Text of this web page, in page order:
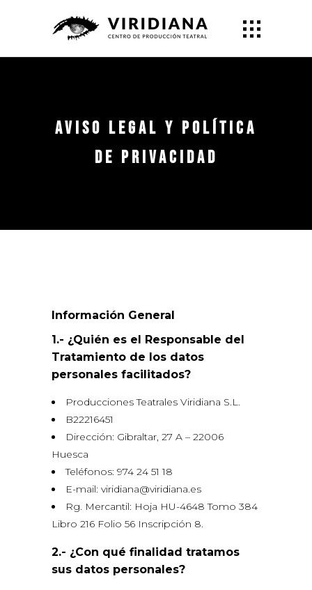
Aviso Legal y Política
de Privacidad
Información General
1.- ¿Quién es el Responsable del
Tratamiento de los datos
personales facilitados?
Producciones Teatrales Viridiana S.L.
B22216451
Dirección: Gibraltar, 27 A – 22006
Huesca
Teléfonos: 974 24 51 18
E-mail: viridiana@viridiana.es
Rg. Mercantil: Hoja HU-4648 Tomo 384
Libro 216 Folio 56 Inscripción 8.
2.- ¿Con qué finalidad tratamos
sus datos personales?